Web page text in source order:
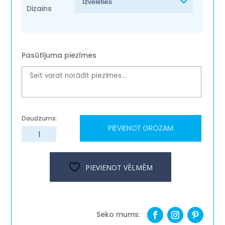
Dizains
Pasūtījuma piezīmes
Atslēgu
piekariņš
PIEVIENOT GROZAM
PIEVIENOT VĒLMĒM